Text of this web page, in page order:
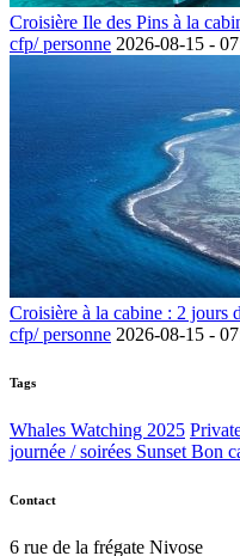
Croisière Ile des Pins à la
cfp/ personne 2026-08-15 -
Croisière à la cabine : 2 jours
cfp/ personne 2026-08-15 -
Tags
Whales Watching 2025
journée / soirées Sunset Bon
Contact
6 rue de la frégate Nivose